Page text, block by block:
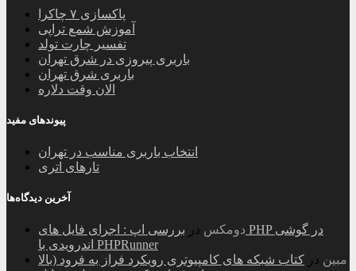
پاکسازی ۷ چاکرا
آموزش شمع تراپی
تفسیر چارت تولد
باربری پیروزی در شرق تهران
باربری شرق تهران
الان وقت دلاره
پیوندهای مفید
انتخاب باربری مناسب در تهران
تارهای اتری
آخرین دیدگاه‌ها
دومکس در بررسی اپ : اجرای فایل های PHP در گوشی
اندرویدی با PHPRunner
مبین در کتاب شبکه های کامپیوتری رویکرد فراز به فرود (بالا